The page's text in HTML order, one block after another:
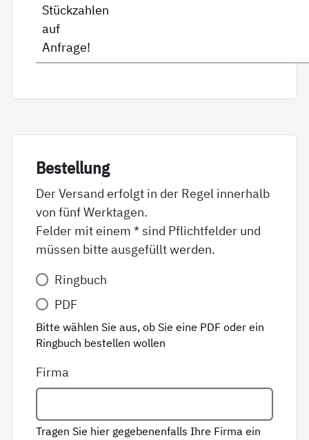
Stückzahlen
auf
Anfrage!
Be­stel­lung
Der Versand erfolgt in der Regel innerhalb
von fünf Werktagen.
Felder mit einem * sind Pflichtfelder und
müssen bitte ausgefüllt werden.
Variante*
Ringbuch
PDF
Bitte wählen Sie aus, ob Sie eine PDF oder ein
Ringbuch bestellen wollen
Firma
Tragen Sie hier gegebenenfalls Ihre Firma ein